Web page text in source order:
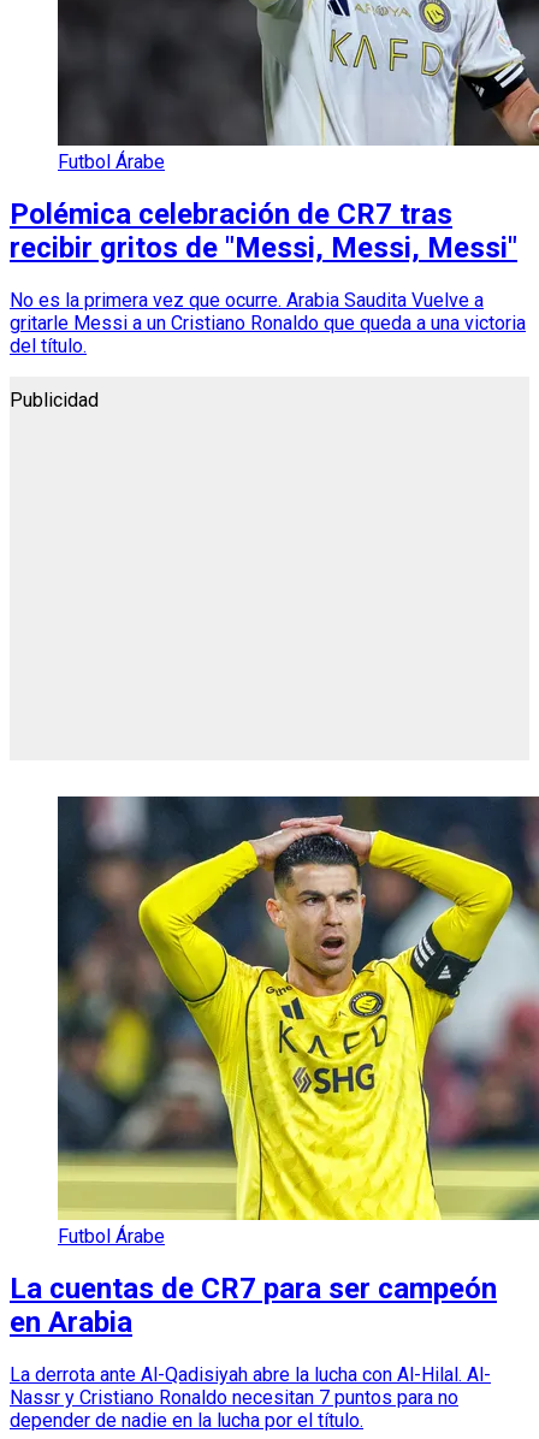
Futbol Árabe
Polémica celebración de CR7 tras
recibir gritos de "Messi, Messi, Messi"
No es la primera vez que ocurre. Arabia Saudita Vuelve a
gritarle Messi a un Cristiano Ronaldo que queda a una victoria
del título.
Publicidad
Futbol Árabe
La cuentas de CR7 para ser campeón
en Arabia
La derrota ante Al-Qadisiyah abre la lucha con Al-Hilal. Al-
Nassr y Cristiano Ronaldo necesitan 7 puntos para no
depender de nadie en la lucha por el título.